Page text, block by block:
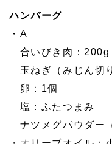
ハンバーグ
・A
合いびき肉：200g
玉ねぎ（みじん切
卵：1個
塩：ふたつまみ
ナツメグパウダー